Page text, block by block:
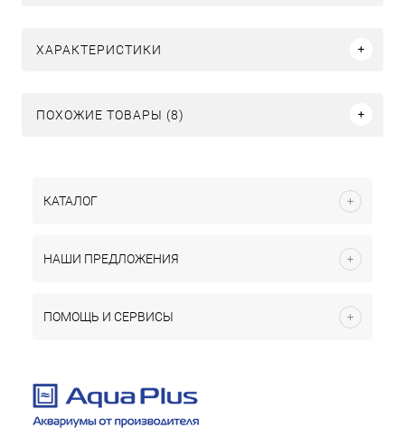
ХАРАКТЕРИСТИКИ
ПОХОЖИЕ ТОВАРЫ (8)
КАТАЛОГ
НАШИ ПРЕДЛОЖЕНИЯ
ПОМОЩЬ И СЕРВИСЫ